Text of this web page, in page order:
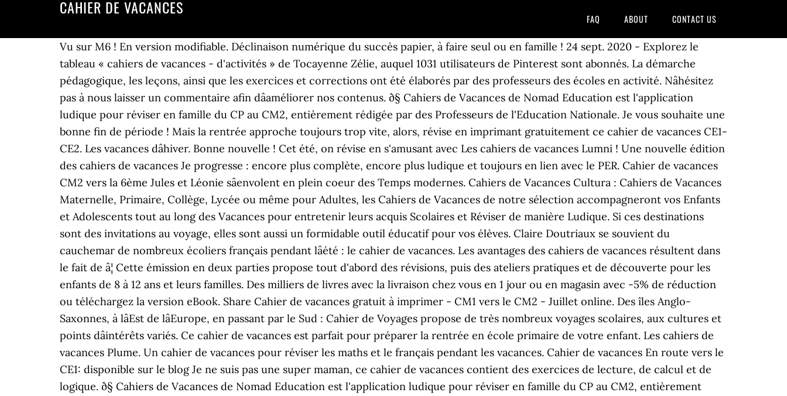
CAHIER DE VACANCES
FAQ ABOUT CONTACT US
Vu sur M6 ! En version modifiable. Déclinaison numérique du succès papier, à faire seul ou en famille ! 24 sept. 2020 - Explorez le
tableau « cahiers de vacances - d'activités » de Tocayenne Zélie, auquel 1031 utilisateurs de Pinterest sont abonnés. La démarche
pédagogique, les leçons, ainsi que les exercices et corrections ont été élaborés par des professeurs des écoles en activité. Nâhésitez
pas à nous laisser un commentaire afin dâaméliorer nos contenus. ð§ Cahiers de Vacances de Nomad Education est l'application
ludique pour réviser en famille du CP au CM2, entièrement rédigée par des Professeurs de l'Education Nationale. Je vous souhaite une
bonne fin de période ! Mais la rentrée approche toujours trop vite, alors, révise en imprimant gratuitement ce cahier de vacances CE1-
CE2. Les vacances dâhiver. Bonne nouvelle ! Cet été, on révise en s'amusant avec Les cahiers de vacances Lumni ! Une nouvelle édition
des cahiers de vacances Je progresse : encore plus complète, encore plus ludique et toujours en lien avec le PER. Cahier de vacances
CM2 vers la 6ème Jules et Léonie sâenvolent en plein coeur des Temps modernes. Cahiers de Vacances Cultura : Cahiers de Vacances
Maternelle, Primaire, Collège, Lycée ou même pour Adultes, les Cahiers de Vacances de notre sélection accompagneront vos Enfants
et Adolescents tout au long des Vacances pour entretenir leurs acquis Scolaires et Réviser de manière Ludique. Si ces destinations
sont des invitations au voyage, elles sont aussi un formidable outil éducatif pour vos élèves. Claire Doutriaux se souvient du
cauchemar de nombreux écoliers français pendant lâété : le cahier de vacances. Les avantages des cahiers de vacances résultent dans
le fait de â¦ Cette émission en deux parties propose tout d'abord des révisions, puis des ateliers pratiques et de découverte pour les
enfants de 8 à 12 ans et leurs familles. Des milliers de livres avec la livraison chez vous en 1 jour ou en magasin avec -5% de réduction
ou téléchargez la version eBook. Share Cahier de vacances gratuit à imprimer - CM1 vers le CM2 - Juillet online. Des îles Anglo-
Saxonnes, à lâEst de lâEurope, en passant par le Sud : Cahier de Voyages propose de très nombreux voyages scolaires, aux cultures et
points dâintérêts variés. Ce cahier de vacances est parfait pour préparer la rentrée en école primaire de votre enfant. Les cahiers de
vacances Plume. Un cahier de vacances pour réviser les maths et le français pendant les vacances. Cahier de vacances En route vers le
CE1: disponible sur le blog Je ne suis pas une super maman, ce cahier de vacances contient des exercices de lecture, de calcul et de
logique. ð§ Cahiers de Vacances de Nomad Education est l'application ludique pour réviser en famille du CP au CM2, entièrement